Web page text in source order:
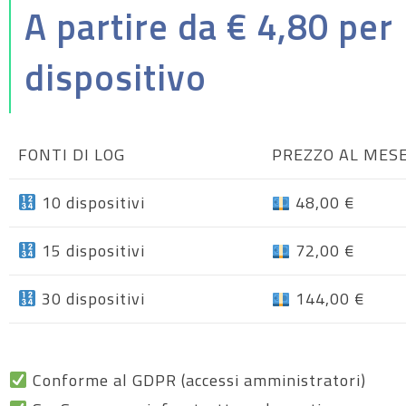
A partire da € 4,80 per
dispositivo
FONTI DI LOG
PREZZO AL
10 dispositivi
48,00 €
15 dispositivi
72,00 €
30 dispositivi
144,00 €
Conforme al GDPR (accessi amministratori)